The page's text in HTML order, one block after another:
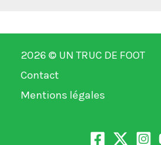
2026 © UN TRUC DE FOOT
Contact
Mentions légales